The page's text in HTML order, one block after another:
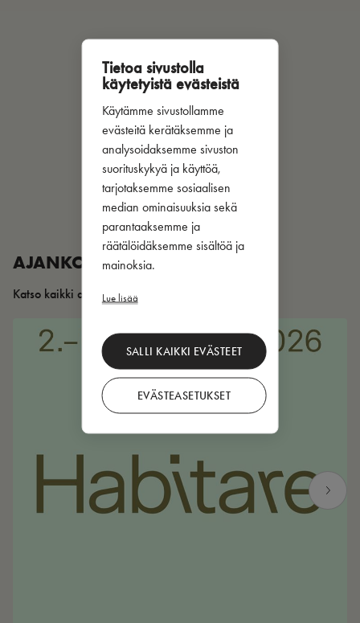
Tietoa sivustolla
käytetyistä evästeistä
Käytämme sivustollamme
evästeitä kerätäksemme ja
analysoidaksemme sivuston
suorituskykyä ja käyttöä,
tarjotaksemme sosiaalisen
median ominaisuuksia sekä
parantaaksemme ja
räätälöidäksemme sisältöä ja
mainoksia.
Lue lisää
SALLI KAIKKI EVÄSTEET
EVÄSTEASETUKSET
AJANKOHTAISTA
Katso kaikki artikkelit